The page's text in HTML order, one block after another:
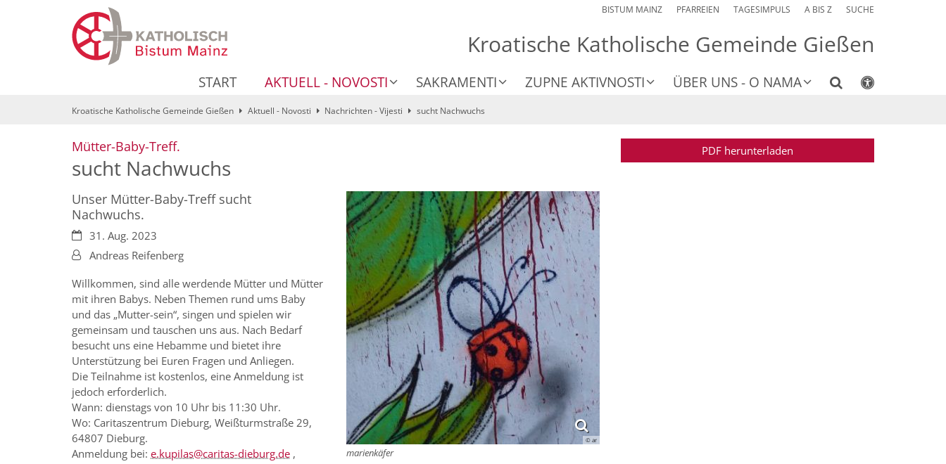
BISTUM MAINZ PFARREIEN TAGESIMPULS A BIS Z SUCHE
Kroatische Katholische Gemeinde Gießen
START AKTUELL - NOVOSTI SAKRAMENTI ZUPNE AKTIVNOSTI ÜBER UNS - O NAMA
Kroatische Katholische Gemeinde Gießen Aktuell - Novosti Nachrichten - Vijesti sucht Nachwuchs
Mütter-Baby-Treff.
sucht Nachwuchs
© ar
marienkäfer
Unser Mütter-Baby-Treff sucht
Nachwuchs.
Datum:31. Aug. 2023
Von:Andreas Reifenberg
Willkommen, sind alle werdende Mütter und Mütter
mit ihren Babys. Neben Themen rund ums Baby
und das „Mutter-sein“, singen und spielen wir
gemeinsam und tauschen uns aus. Nach Bedarf
besucht uns eine Hebamme und bietet ihre
Unterstützung bei Euren Fragen und Anliegen.
Die Teilnahme ist kostenlos, eine Anmeldung ist
jedoch erforderlich.
Wann: dienstags von 10 Uhr bis 11:30 Uhr.
Wo: Caritaszentrum Dieburg, Weißturmstraße 29,
64807 Dieburg.
Anmeldung bei: e.kupilas@caritas-dieburg.de ,
PDF herunterladen